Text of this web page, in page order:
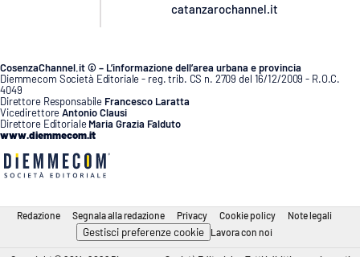
catanzarochannel.it
CosenzaChannel.it © – L’informazione dell’area urbana e provincia
Diemmecom Società Editoriale - reg. trib. CS n. 2709 del 16/12/2009 - R.O.C.
4049
Direttore Responsabile Francesco Laratta
VicedirettoreAntonio Clausi
Direttore Editoriale Maria Grazia Falduto
www.diemmecom.it
Redazione Segnala alla redazione Privacy Cookie policy Note legali
Gestisci preferenze cookie Lavora con noi